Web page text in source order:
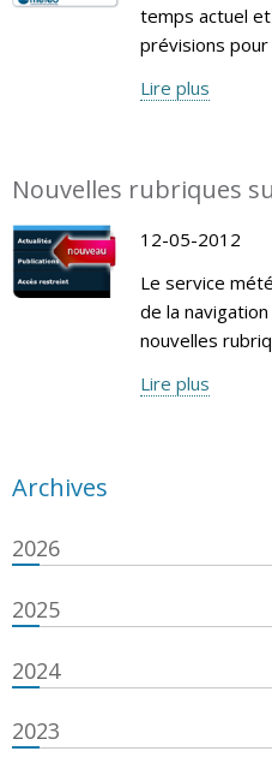
temps actuel et
prévisions
Lire plus
Nouvelles rubriques
12-05-2012
Le service
de la
nouvelles
Lire plus
Archives
2026
2025
2024
2023